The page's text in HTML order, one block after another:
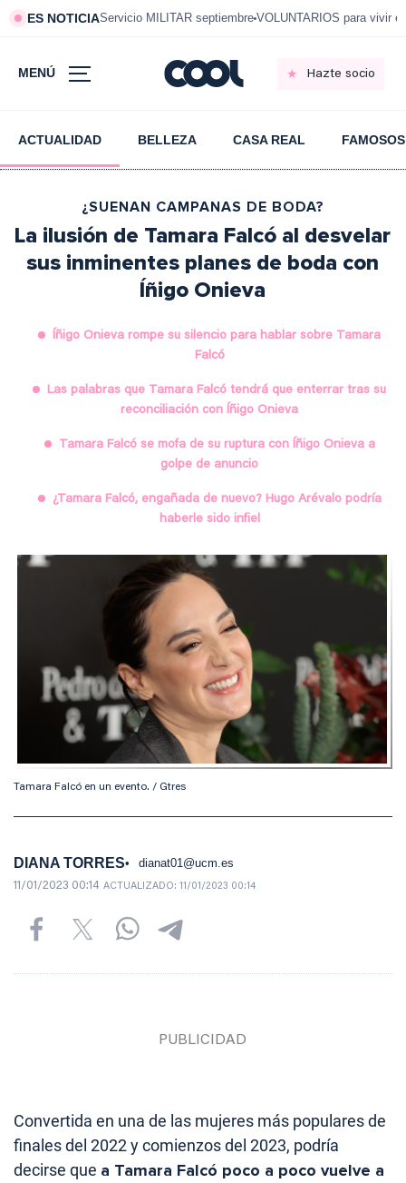
ES NOTICIAServicio MILITAR septiembre VOLUNTARIOS para vivir
MENÚ Hazte socio
ACTUALIDAD BELLEZA CASA REAL FAMOSOS
¿SUENAN CAMPANAS DE BODA?
La ilusión de Tamara Falcó al desvelar
sus inminentes planes de boda con
Íñigo Onieva
Íñigo Onieva rompe su silencio para hablar sobre Tamara
Falcó
Las palabras que Tamara Falcó tendrá que enterrar tras su
reconciliación con Íñigo Onieva
Tamara Falcó se mofa de su ruptura con Íñigo Onieva a
golpe de anuncio
¿Tamara Falcó, engañada de nuevo? Hugo Arévalo podría
haberle sido infiel
Tamara Falcó en un evento. / Gtres
DIANA TORRES dianat01@ucm.es
11/01/2023 00:14 ACTUALIZADO: 11/01/2023 00:14
Convertida en una de las mujeres más populares de
finales del 2022 y comienzos del 2023, podría
decirse que a Tamara Falcó poco a poco vuelve a